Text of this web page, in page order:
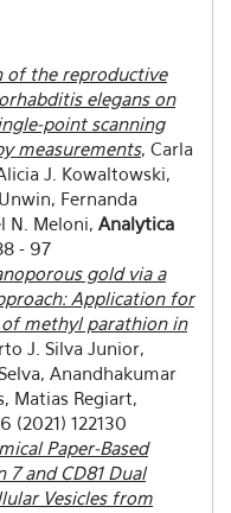
of the reproductive
elegans on
point scanning
measurements, Carla
J. Kowaltowski,
Fernanda
N. Meloni, Analytica
- 97
gold via a
Application for
methyl parathion in
J. Silva Junior,
Anandhakumar
Matias Regiart,
(2021) 122130
Paper-Based
and CD81 Dual
Vesicles from